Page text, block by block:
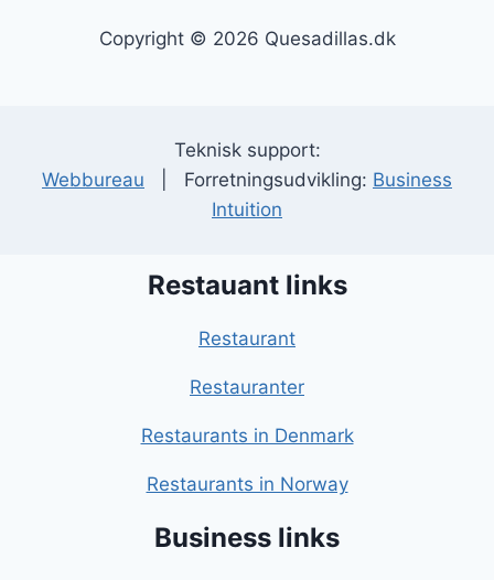
Copyright © 2026 Quesadillas.dk
Teknisk support:
Webbureau | Forretningsudvikling: Business
Intuition
Restauant links
Restaurant
Restauranter
Restaurants in Denmark
Restaurants in Norway
Business links